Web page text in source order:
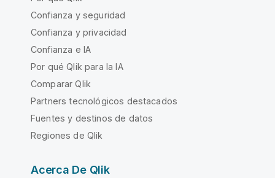
Confianza y seguridad
Confianza y privacidad
Confianza e IA
Por qué Qlik para la IA
Comparar Qlik
Partners tecnológicos destacados
Fuentes y destinos de datos
Regiones de Qlik
Acerca De Qlik